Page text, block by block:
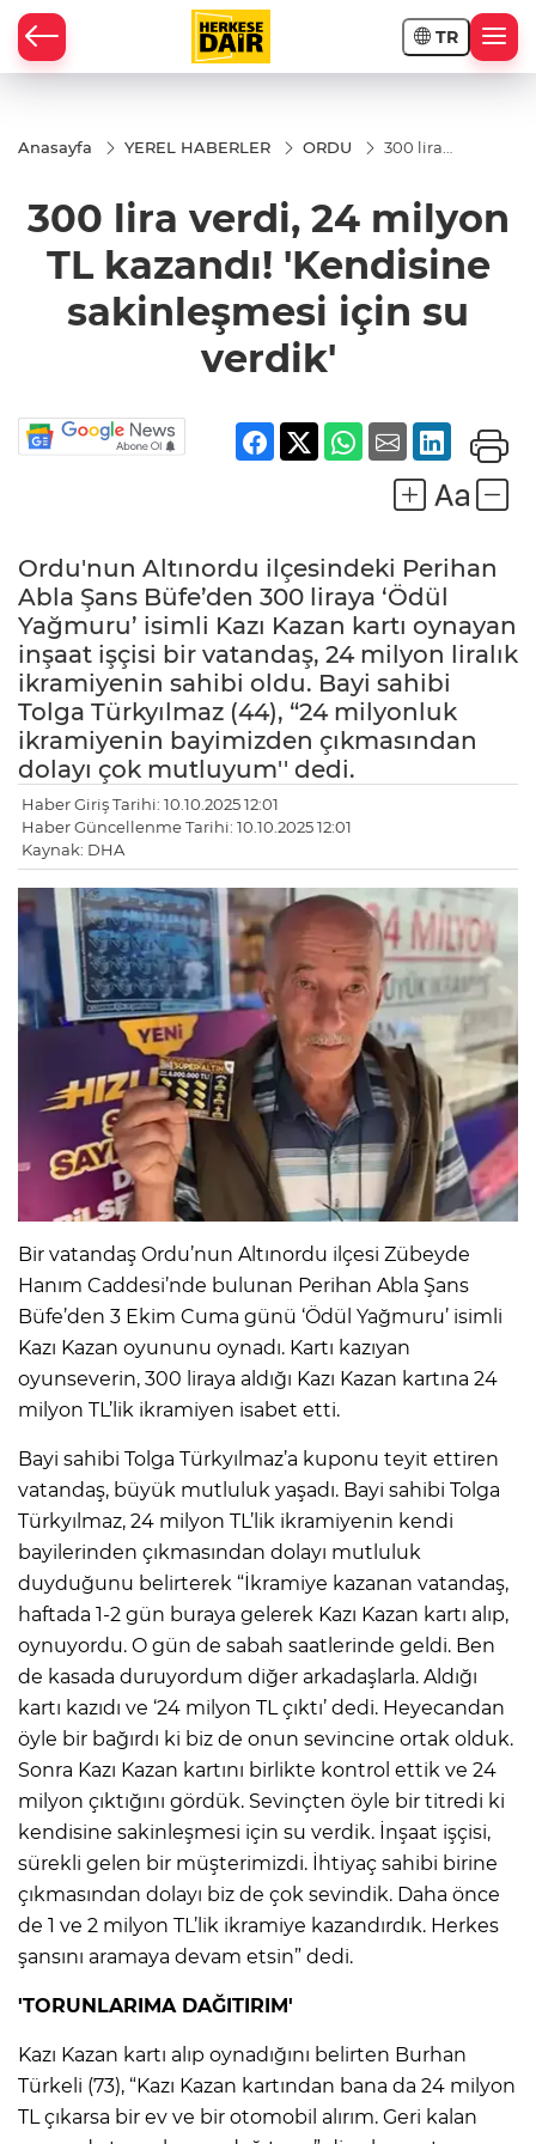
TR
Anasayfa YEREL HABERLER ORDU
300 lira
kazandı!
'Kendisine
sakinleşmesi
için su
verdik'
300 lira verdi, 24 milyon
TL kazandı! 'Kendisine
sakinleşmesi için su
verdik'
Ordu'nun Altınordu ilçesindeki Perihan
Abla Şans Büfe’den 300 liraya ‘Ödül
Yağmuru’ isimli Kazı Kazan kartı oynayan
inşaat işçisi bir vatandaş, 24 milyon liralık
ikramiyenin sahibi oldu. Bayi sahibi
Tolga Türkyılmaz (44), “24 milyonluk
ikramiyenin bayimizden çıkmasından
dolayı çok mutluyum'' dedi.
Haber Giriş Tarihi: 10.10.2025 12:01
Haber Güncellenme Tarihi: 10.10.2025 12:01
Kaynak: DHA
Bir vatandaş Ordu’nun Altınordu ilçesi Zübeyde
Hanım Caddesi’nde bulunan Perihan Abla Şans
Büfe’den 3 Ekim Cuma günü ‘Ödül Yağmuru’ isimli
Kazı Kazan oyununu oynadı. Kartı kazıyan
oyunseverin, 300 liraya aldığı Kazı Kazan kartına 24
milyon TL’lik ikramiyen isabet etti.
Bayi sahibi Tolga Türkyılmaz’a kuponu teyit ettiren
vatandaş, büyük mutluluk yaşadı. Bayi sahibi Tolga
Türkyılmaz, 24 milyon TL’lik ikramiyenin kendi
bayilerinden çıkmasından dolayı mutluluk
duyduğunu belirterek “İkramiye kazanan vatandaş,
haftada 1-2 gün buraya gelerek Kazı Kazan kartı alıp,
oynuyordu. O gün de sabah saatlerinde geldi. Ben
de kasada duruyordum diğer arkadaşlarla. Aldığı
kartı kazıdı ve ‘24 milyon TL çıktı’ dedi. Heyecandan
öyle bir bağırdı ki biz de onun sevincine ortak olduk.
Sonra Kazı Kazan kartını birlikte kontrol ettik ve 24
milyon çıktığını gördük. Sevinçten öyle bir titredi ki
kendisine sakinleşmesi için su verdik. İnşaat işçisi,
sürekli gelen bir müşterimizdi. İhtiyaç sahibi birine
çıkmasından dolayı biz de çok sevindik. Daha önce
de 1 ve 2 milyon TL’lik ikramiye kazandırdık. Herkes
şansını aramaya devam etsin” dedi.
'TORUNLARIMA DAĞITIRIM'
Kazı Kazan kartı alıp oynadığını belirten Burhan
Türkeli (73), “Kazı Kazan kartından bana da 24 milyon
TL çıkarsa bir ev ve bir otomobil alırım. Geri kalan